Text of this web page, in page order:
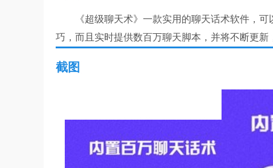
《超级聊天术》一款实用的聊天话术软件，可
巧，而且实时提供数百万聊天脚本，并将不断更
截图